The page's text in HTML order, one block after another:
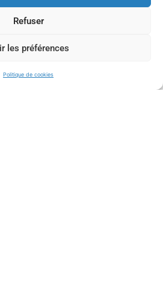
Refuser
les préférences
Politique de cookies
ARRÊTS